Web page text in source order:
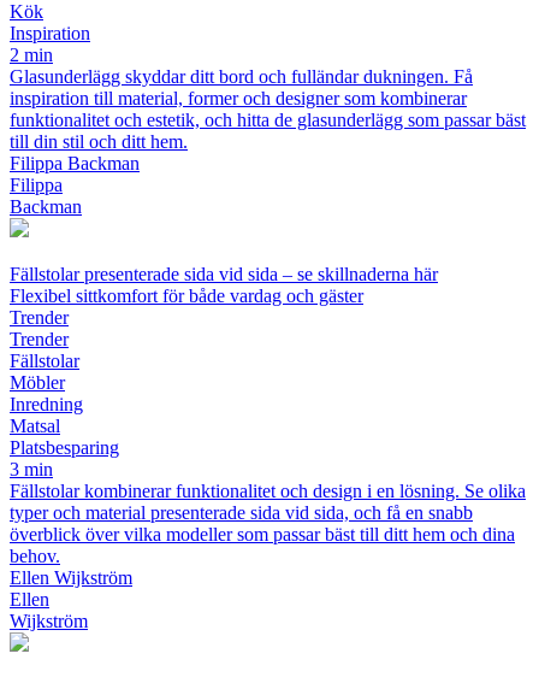
Kök
Inspiration
2 min
Glasunderlägg skyddar ditt bord och fulländar dukningen. Få
inspiration till material, former och designer som kombinerar
funktionalitet och estetik, och hitta de glasunderlägg som passar bäst
till din stil och ditt hem.
Filippa Backman
Filippa
Backman
Fällstolar presenterade sida vid sida – se skillnaderna här
Flexibel sittkomfort för både vardag och gäster
Trender
Trender
Fällstolar
Möbler
Inredning
Matsal
Platsbesparing
3 min
Fällstolar kombinerar funktionalitet och design i en lösning. Se olika
typer och material presenterade sida vid sida, och få en snabb
överblick över vilka modeller som passar bäst till ditt hem och dina
behov.
Ellen Wijkström
Ellen
Wijkström